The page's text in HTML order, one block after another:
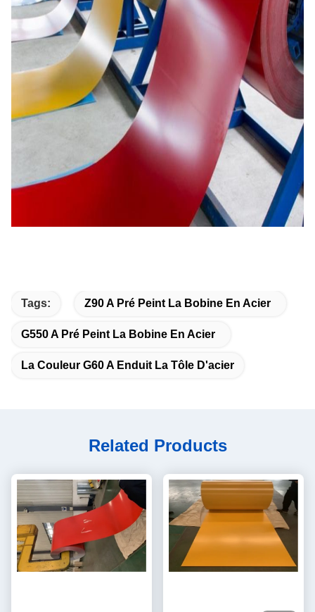
Tags: Z90 A Pré Peint La Bobine En Acier
G550 A Pré Peint La Bobine En Acier
La Couleur G60 A Enduit La Tôle D'acier
Related Products